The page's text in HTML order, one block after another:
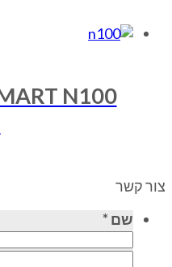
צור קשר
שם *